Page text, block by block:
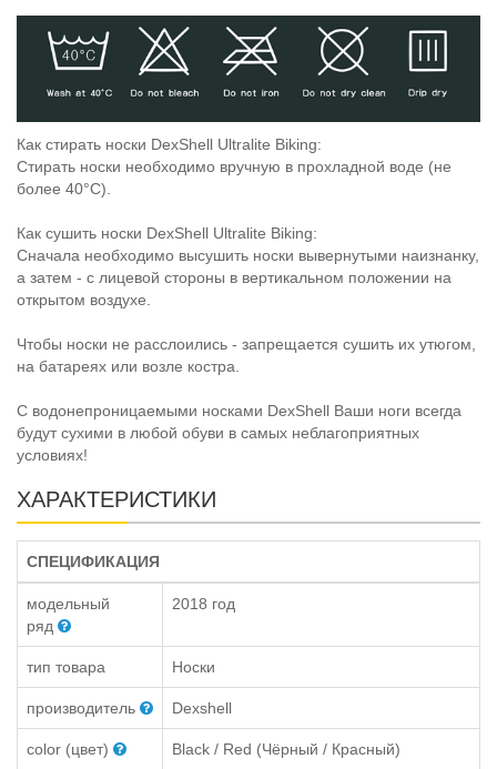
Как стирать носки DexShell Ultralite Biking:
Стирать носки необходимо вручную в прохладной воде (не
более 40°C).
Как сушить носки DexShell Ultralite Biking:
Сначала необходимо высушить носки вывернутыми наизнанку,
а затем - с лицевой стороны в вертикальном положении на
открытом воздухе.
Чтобы носки не расслоились - запрещается сушить их утюгом,
на батареях или возле костра.
C водонепроницаемыми носками DexShell Ваши ноги всегда
будут сухими в любой обуви в самых неблагоприятных
условиях!
ХАРАКТЕРИСТИКИ
СПЕЦИФИКАЦИЯ
модельный
ряд
2018 год
тип товара Носки
производитель Dexshell
color (цвет) Black / Red (Чёрный / Красный)